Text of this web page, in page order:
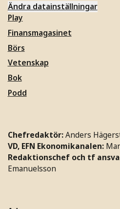
Ändra datainställningar
Play
Finansmagasinet
Börs
Vetenskap
Bok
Podd
Chefredaktör:Anders
VD, EFN Ekonomikanalen:
Redaktionschef och tf
Emanuelsson